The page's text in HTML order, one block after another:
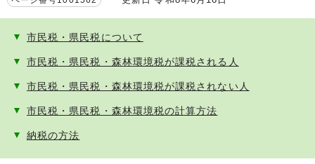
市民税・県民税について
市民税・県民税・森林環境税が課税される人
市民税・県民税・森林環境税が課税されない人
市民税・県民税・森林環境税の計算方法
納税の方法